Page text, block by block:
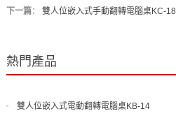
下一篇： 雙人位嵌入式手動翻轉電腦桌KC-18
熱門產品
雙人位嵌入式電動翻轉電腦桌KB-14